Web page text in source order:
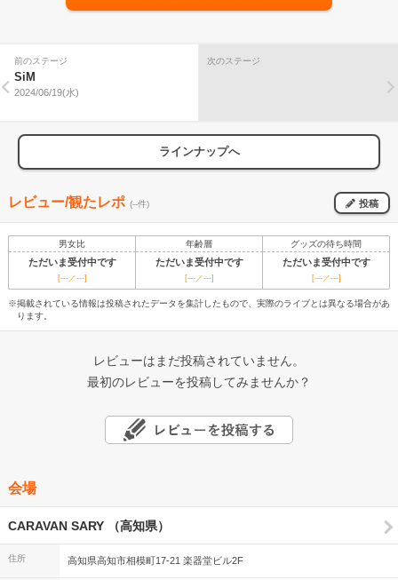
前のステージ
SiM
2024/06/19(水)
次のステージ
ラインナップへ
レビュー/観たレポ (--件) 投稿
男女比 年齢層 グッズの待ち時間
ただいま受付中です ただいま受付中です ただいま受付中です
[---／---] [---／---] [---／---]
※掲載されている情報は投稿されたデータを集計したもので、実際のライブとは異なる場合があ
ります。
レビューはまだ投稿されていません。
最初のレビューを投稿してみませんか？
会場
CARAVAN SARY （高知県）
住所 高知県高知市相模町17-21 楽器堂ビル2F